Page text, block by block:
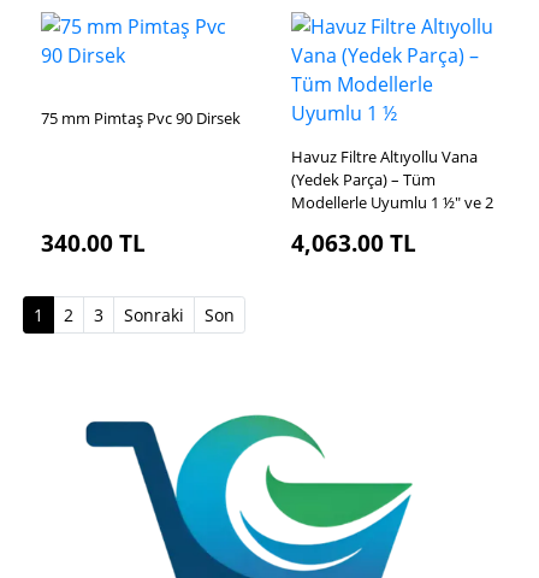
75 mm Pimtaş Pvc 90 Dirsek
340.00TL
Havuz Filtre Altıyollu Vana
(Yedek Parça) – Tüm
Modellerle Uyumlu 1 ½" ve 2
4,063.00TL
1 (current)
2 3 Sonraki Son